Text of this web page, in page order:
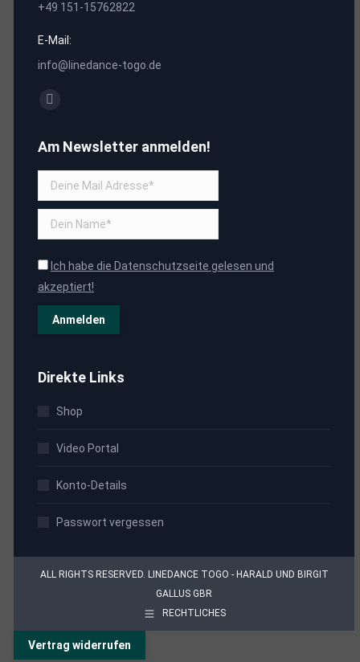
+49 151-15762822
E-Mail:
info@linedance-togo.de
Finden Sie uns auf:
opens
in
new
window
Am Newsletter anmelden!
Ich habe die Datenschutzseite gelesen und
akzeptiert!
Direkte Links
Shop
Video Portal
Konto-Details
Passwort vergessen
ALL RIGHTS RESERVED. LINEDANCE TOGO - HARALD UND BIRGIT
GALLUS GBR
RECHTLICHES
Vertrag widerrufen